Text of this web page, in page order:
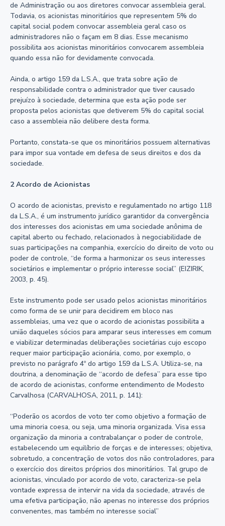
de Administração ou aos diretores convocar assembleia geral.
Todavia, os acionistas minoritários que representem 5% do
capital social podem convocar assembleia geral caso os
administradores não o façam em 8 dias. Esse mecanismo
possibilita aos acionistas minoritários convocarem assembleia
quando essa não for devidamente convocada.
Ainda, o artigo 159 da L.S.A., que trata sobre ação de
responsabilidade contra o administrador que tiver causado
prejuízo à sociedade, determina que esta ação pode ser
proposta pelos acionistas que detiverem 5% do capital social
caso a assembleia não delibere desta forma.
Portanto, constata-se que os minoritários possuem alternativas
para impor sua vontade em defesa de seus direitos e dos da
sociedade.
2 Acordo de Acionistas
O acordo de acionistas, previsto e regulamentado no artigo 118
da L.S.A., é um instrumento jurídico garantidor da convergência
dos interesses dos acionistas em uma sociedade anônima de
capital aberto ou fechado, relacionados à negociabilidade de
suas participações na companhia, exercício do direito de voto ou
poder de controle, “de forma a harmonizar os seus interesses
societários e implementar o próprio interesse social” (EIZIRIK,
2003, p. 45).
Este instrumento pode ser usado pelos acionistas minoritários
como forma de se unir para decidirem em bloco nas
assembleias, uma vez que o acordo de acionistas possibilita a
união daqueles sócios para amparar seus interesses em comum
e viabilizar determinadas deliberações societárias cujo escopo
requer maior participação acionária, como, por exemplo, o
previsto no parágrafo 4º do artigo 159 da L.S.A. Utiliza-se, na
doutrina, a denominação de “acordo de defesa” para esse tipo
de acordo de acionistas, conforme entendimento de Modesto
Carvalhosa (CARVALHOSA, 2011, p. 141):
“Poderão os acordos de voto ter como objetivo a formação de
uma minoria coesa, ou seja, uma minoria organizada. Visa essa
organização da minoria a contrabalançar o poder de controle,
estabelecendo um equilíbrio de forças e de interesses; objetiva,
sobretudo, a concentração de votos dos não controladores, para
o exercício dos direitos próprios dos minoritários. Tal grupo de
acionistas, vinculado por acordo de voto, caracteriza-se pela
vontade expressa de intervir na vida da sociedade, através de
uma efetiva participação, não apenas no interesse dos próprios
convenentes, mas também no interesse social”